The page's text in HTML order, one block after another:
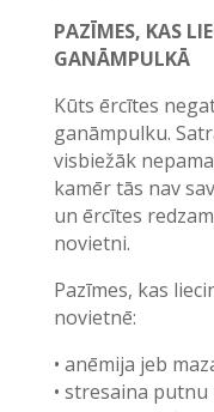
PAZĪMES, KAS
GANĀMPULKĀ
Kūts ērcītes
ganāmpulku.
visbiežāk
kamēr tās nav
un ērcītes
novietni.
Pazīmes, kas
novietnē:
• anēmija jeb
• stresaina putnu